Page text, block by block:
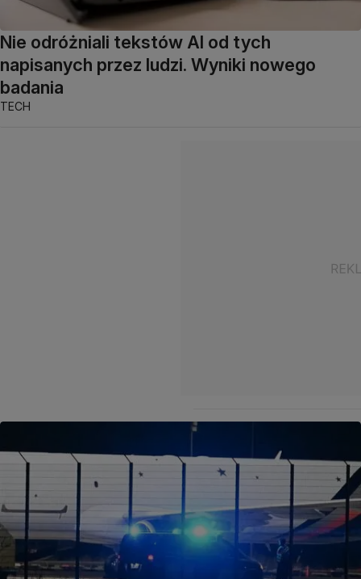
Nie odróżniali tekstów AI od tych
napisanych przez ludzi. Wyniki nowego
badania
TECH